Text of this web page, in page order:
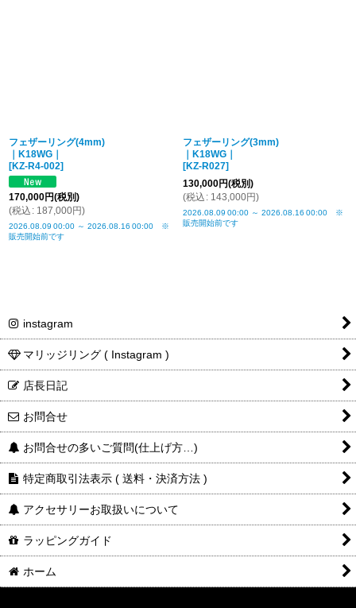
フェザーリング(4mm)
｜K18WG｜
[KZ-R4-002]
170,000円(税別)
(税込 : 187,000円)
2026.08.09 00:00 ～ 2026.08.16 00:00 ※
販売開始前です
フェザーリング(3mm)
｜K18WG｜
[KZ-R027]
130,000円(税別)
(税込 : 143,000円)
2026.08.09 00:00 ～ 2026.08.16 00:00 ※
販売開始前です
instagram
マリッジリング ( Instagram )
店長日記
お問合せ
お問合せの多いご質問(仕上げ方…)
特定商取引法表示 ( 送料・決済方法 )
アクセサリーお取扱いについて
ラッピングガイド
ホーム